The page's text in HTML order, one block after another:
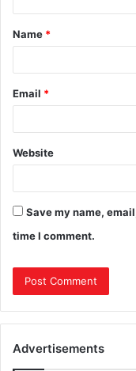
Name *
Email *
Website
Save my name,
time I comment.
Advertisements